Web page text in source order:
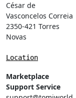
César de
Vasconcelos Correia
2350-421 Torres
Novas
Location
Marketplace
Support Service